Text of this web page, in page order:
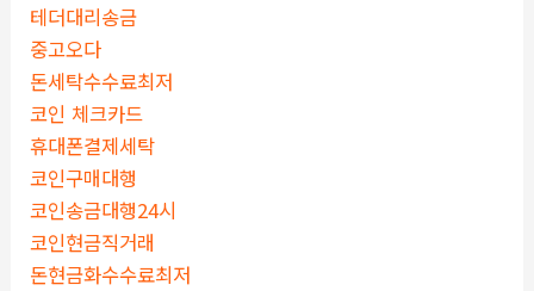
테더대리송금
중고오다
돈세탁수수료최저
코인 체크카드
휴대폰결제세탁
코인구매대행
코인송금대행24시
코인현금직거래
돈현금화수수료최저